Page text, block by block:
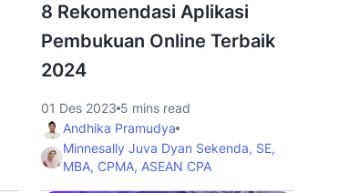
8 Rekomendasi Aplikasi
Pembukuan Online Terbaik
2024
01 Des 2023 5 mins read
Andhika Pramudya
Minnesally Juva Dyan Sekenda, SE,
MBA, CPMA, ASEAN CPA